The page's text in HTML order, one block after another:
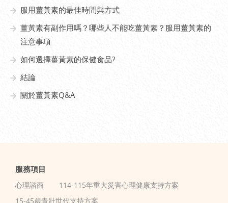
服用薑黃素的最佳時間與方式
薑黃素有副作用嗎？哪些人不能吃薑黃素？服用薑黃素的
注意事項
如何選擇薑黃素的保健食品?
結論
關於薑黃素Q&A
服務項目
心理諮商
114-115年重大災害心理健康支持方案
15-45歲青壯世代支持方案